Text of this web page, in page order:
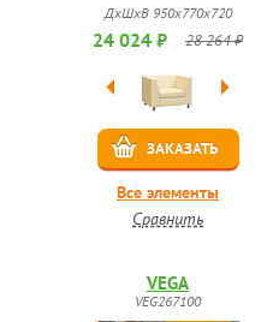
ДхШхВ 950х770х720
24 024 ₽ 28 264 ₽
ЗАКАЗАТЬ
Все элементы
Сравнить
VEGA
VEG267100